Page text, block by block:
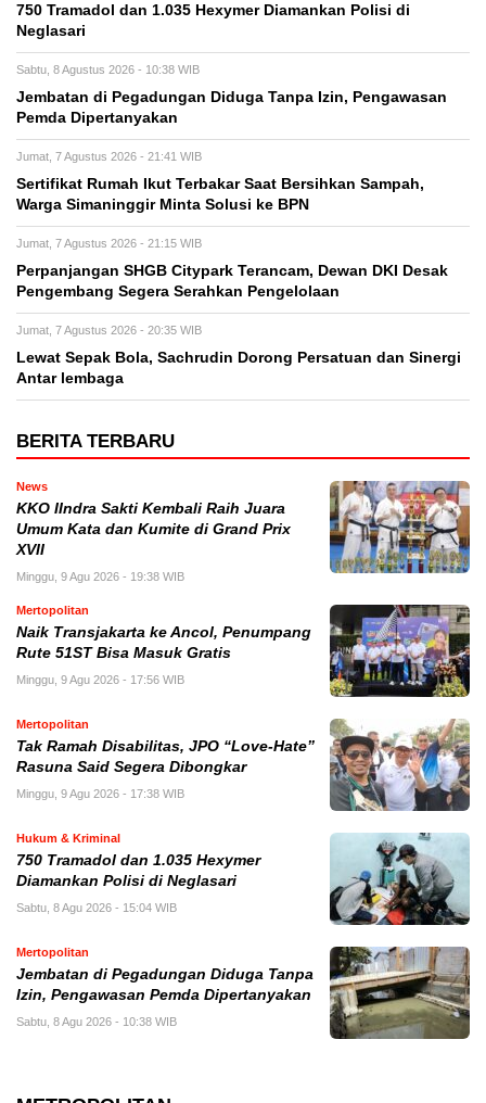
750 Tramadol dan 1.035 Hexymer Diamankan Polisi di
Neglasari
Sabtu, 8 Agustus 2026 - 10:38 WIB
Jembatan di Pegadungan Diduga Tanpa Izin, Pengawasan
Pemda Dipertanyakan
Jumat, 7 Agustus 2026 - 21:41 WIB
Sertifikat Rumah Ikut Terbakar Saat Bersihkan Sampah,
Warga Simaninggir Minta Solusi ke BPN
Jumat, 7 Agustus 2026 - 21:15 WIB
Perpanjangan SHGB Citypark Terancam, Dewan DKI Desak
Pengembang Segera Serahkan Pengelolaan
Jumat, 7 Agustus 2026 - 20:35 WIB
Lewat Sepak Bola, Sachrudin Dorong Persatuan dan Sinergi
Antar lembaga
BERITA TERBARU
News
KKO IIndra Sakti Kembali Raih Juara
Umum Kata dan Kumite di Grand Prix
XVII
Minggu, 9 Agu 2026 - 19:38 WIB
Mertopolitan
Naik Transjakarta ke Ancol, Penumpang
Rute 51ST Bisa Masuk Gratis
Minggu, 9 Agu 2026 - 17:56 WIB
Mertopolitan
Tak Ramah Disabilitas, JPO “Love-Hate”
Rasuna Said Segera Dibongkar
Minggu, 9 Agu 2026 - 17:38 WIB
Hukum & Kriminal
750 Tramadol dan 1.035 Hexymer
Diamankan Polisi di Neglasari
Sabtu, 8 Agu 2026 - 15:04 WIB
Mertopolitan
Jembatan di Pegadungan Diduga Tanpa
Izin, Pengawasan Pemda Dipertanyakan
Sabtu, 8 Agu 2026 - 10:38 WIB